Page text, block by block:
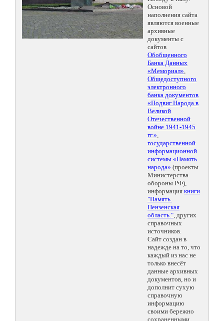
Основой
наполнения сайта
являются военные
архивные
документы с
сайтов
Обобщенного
Банка Данных
«Мемориал»,
Общедоступного
электронного
банка документов
«Подвиг Народа в
Великой
Отечественной
войне 1941-1945
гг.»,
государственной
информационной
системы «Память
народа» (проекты
Министерства
обороны РФ),
информация книги
"Память.
Пензенская
область.", других
справочных
источников.
Сайт создан в
надежде на то, что
каждый из нас не
только внесёт
данные архивных
документов, но и
дополнит сухую
справочную
информацию
своими бережно
сохраненными